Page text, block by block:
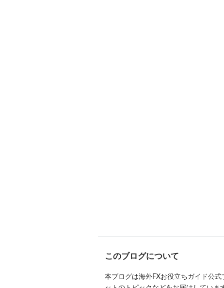
このブログについて
本ブログは海外FXお役立ちガイド公